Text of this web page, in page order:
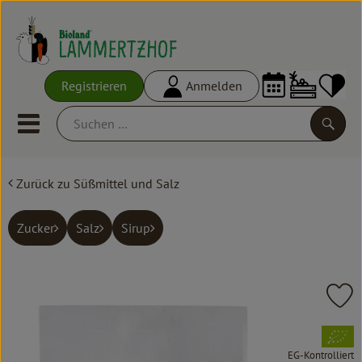
Registrieren Anmelden
Mobiles Menu öffnen oder
Ökokisten
Frisches
Zurück zu Süßmittel und Salz
Zucker Salz Sirup
, Verband:
EG-Kontrolliert